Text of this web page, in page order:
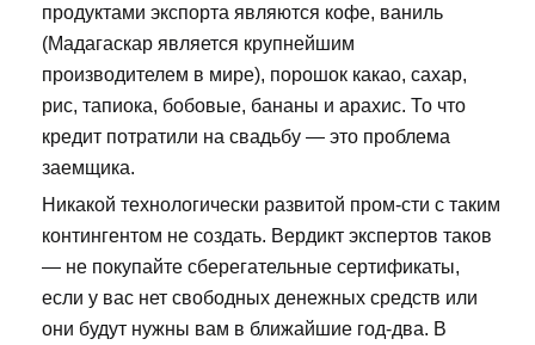
продуктами экспорта являются кофе, ваниль
(Мадагаскар является крупнейшим
производителем в мире), порошок какао, сахар,
рис, тапиока, бобовые, бананы и арахис. То что
кредит потратили на свадьбу — это проблема
заемщика.
Никакой технологически развитой пром-сти с таким
контингентом не создать. Вердикт экспертов таков
— не покупайте сберегательные сертификаты,
если у вас нет свободных денежных средств или
они будут нужны вам в ближайшие год-два. В